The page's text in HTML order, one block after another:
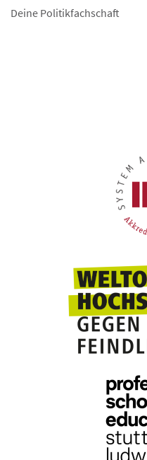
Deine Politikfachschaft